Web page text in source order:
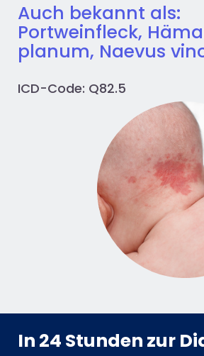
Auch bekannt als:
Portweinfleck,
planum, Naevus
ICD-Code: Q82.5
In 24 Stunden zur